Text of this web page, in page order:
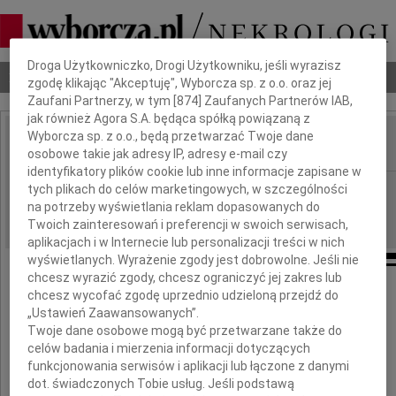
Nekrologi Odeszli Poradnik pogrzebowy
IMIĘ I NAZWISKO:
REGION: Kraków
DATA EMISJI: 27.11.2009
Kasiu
wyrazy współczucia
dla Ciebie i Twojej Rodziny
Dbamy o Twoją prywatność
Droga Użytkowniczko, Drogi Użytkowniku, jeśli wyrazisz
zgodę klikając "Akceptuję", Wyborcza sp. z o.o. oraz jej
Zaufani Partnerzy, w tym [874 ] Zaufanych Partnerów IAB,
jak również Agora S.A. będąca spółką powiązaną z
Wyborcza sp. z o.o., będą przetwarzać Twoje dane
osobowe takie jak adresy IP, adresy e-mail czy
identyfikatory plików cookie lub inne informacje zapisane w
tych plikach do celów marketingowych, w szczególności
na potrzeby wyświetlania reklam dopasowanych do
Twoich zainteresowań i preferencji w swoich serwisach,
aplikacjach i w Internecie lub personalizacji treści w nich
wyświetlanych. Wyrażenie zgody jest dobrowolne. Jeśli nie
chcesz wyrazić zgody, chcesz ograniczyć jej zakres lub
chcesz wycofać zgodę uprzednio udzieloną przejdź do
„Ustawień Zaawansowanych”.
Twoje dane osobowe mogą być przetwarzane także do
celów badania i mierzenia informacji dotyczących
funkcjonowania serwisów i aplikacji lub łączone z danymi
dot. świadczonych Tobie usług. Jeśli podstawą